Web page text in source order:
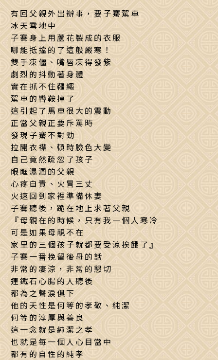
有回父親外出辦事，要子騫駕車
冰天雪地中
子騫身上用蘆花製成的衣服
哪能抵擋的了這般嚴寒！
雙手凍僵、嘴唇凍得發紫
劇烈的抖動著身體
實在抓不住韁繩
駕車的轡鞍掉了
這引起了馬車很大的震動
正當父親正要斥罵時
發現子騫不對勁
拉開衣襟、頓時臉色大變
自己竟然疏忽了孩子
眼眶濕潤的父親
心疼自責、火冒三丈
火速回到家裡準備休妻
子騫聽後，跪在地上求著父親
『母親在的時候，只有我一個人寒冷
可是如果母親不在
家里的三個孩子就都要受涼挨餓了』
子騫一番挽留後母的話
非常的凄涼，非常的懇切
連鐵石心腸的人聽後
都為之聲淚俱下
他的天性是何等的孝敬、純潔
何等的淳厚與善良
這一念就是純潔之孝
也就是每一個人心目當中
都有的自性的純孝